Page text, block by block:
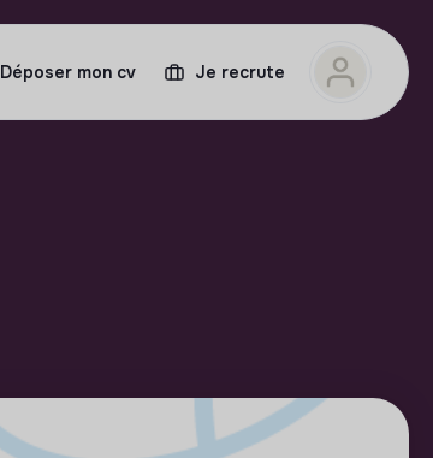
Déposer mon cv Je recrute